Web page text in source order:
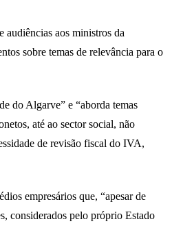
audiências aos ministros da
sobre temas de relevância para o
do Algarve” e “aborda temas
até ao sector social, não
de revisão fiscal do IVA,
empresários que, “apesar de
considerados pelo próprio Estado